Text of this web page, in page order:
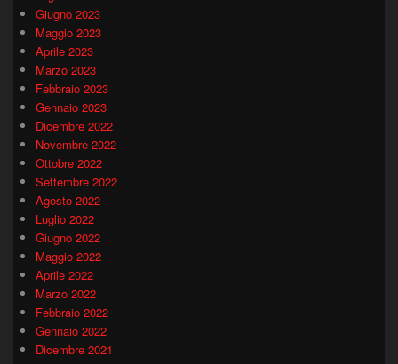
Giugno 2023
Maggio 2023
Aprile 2023
Marzo 2023
Febbraio 2023
Gennaio 2023
Dicembre 2022
Novembre 2022
Ottobre 2022
Settembre 2022
Agosto 2022
Luglio 2022
Giugno 2022
Maggio 2022
Aprile 2022
Marzo 2022
Febbraio 2022
Gennaio 2022
Dicembre 2021